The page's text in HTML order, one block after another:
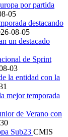
por partida
05
destacando
08-05
un destacado
de Sprint
03
la entidad con la
mejor temporada
de Verano con
Sub23 CMIS